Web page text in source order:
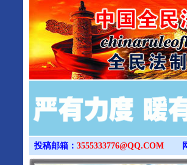
投稿邮箱： 3555333776@QQ.COM